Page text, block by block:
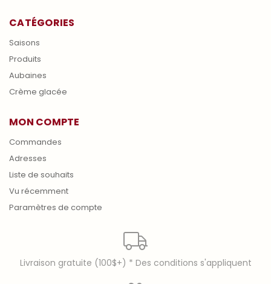
CATÉGORIES
Saisons
Produits
Aubaines
Crème glacée
MON COMPTE
Commandes
Adresses
Liste de souhaits
Vu récemment
Paramètres de compte
Livraison gratuite (100$+) * Des conditions s'appliquent